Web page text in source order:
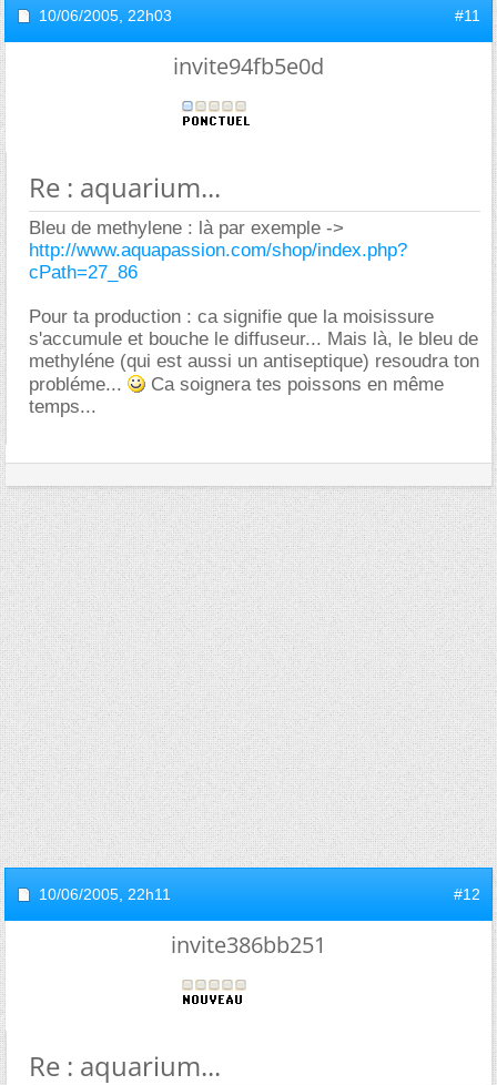
10/06/2005, 22h03 #11
invite94fb5e0d
Re : aquarium...
Bleu de methylene : là par exemple ->
http://www.aquapassion.com/shop/index.php?
cPath=27_86
Pour ta production : ca signifie que la moisissure
s'accumule et bouche le diffuseur... Mais là, le bleu de
methyléne (qui est aussi un antiseptique) resoudra ton
probléme...
Ca soignera tes poissons en même
temps...
10/06/2005, 22h11 #12
invite386bb251
Re : aquarium...